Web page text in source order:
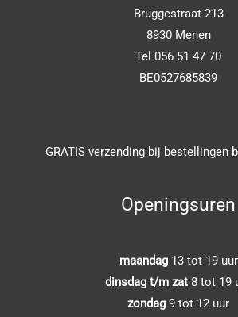
Bruggestraat 213
8930 Menen
Tel 056 51 47 70
BE0527685839
GRATIS verzending bij bestellingen
Openingsuren
maandag 13 tot 19 uur
dinsdag t/m zat 8 tot 19
zondag 9 tot 12 uur